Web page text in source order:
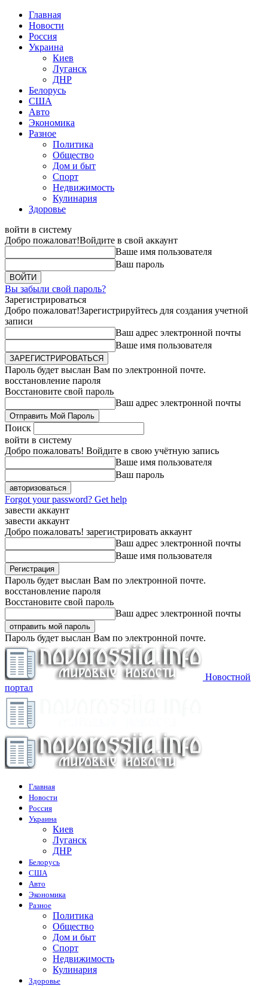
Главная
Новости
Россия
Украина
Киев
Луганск
ДНР
Белорусь
США
Авто
Экономика
Разное
Политика
Общество
Дом и быт
Спорт
Недвижимость
Кулинария
Здоровье
войти в систему
Добро пожаловат!Войдите в свой аккаунт
Ваше имя пользователя
Ваш пароль
Вы забыли свой пароль?
Зарегистрироваться
Добро пожаловат!Зарегистрируйтесь для создания учетной
записи
Ваш адрес электронной почты
Ваше имя пользователя
Пароль будет выслан Вам по электронной почте.
восстановление пароля
Восстановите свой пароль
Ваш адрес электронной почты
Поиск
войти в систему
Добро пожаловать! Войдите в свою учётную запись
Ваше имя пользователя
Ваш пароль
Forgot your password? Get help
завести аккаунт
завести аккаунт
Добро пожаловать! зарегистрировать аккаунт
Ваш адрес электронной почты
Ваше имя пользователя
Пароль будет выслан Вам по электронной почте.
восстановление пароля
Восстановите свой пароль
Ваш адрес электронной почты
Пароль будет выслан Вам по электронной почте.
Новостной
портал
Главная
Новости
Россия
Украина
Киев
Луганск
ДНР
Белорусь
США
Авто
Экономика
Разное
Политика
Общество
Дом и быт
Спорт
Недвижимость
Кулинария
Здоровье